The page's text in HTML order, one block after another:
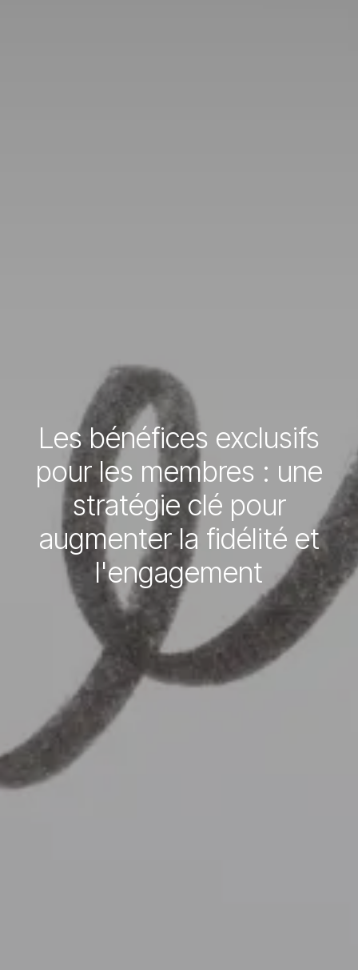
Les bénéfices exclusifs
pour les membres : une
stratégie clé pour
augmenter la fidélité et
l'engagement